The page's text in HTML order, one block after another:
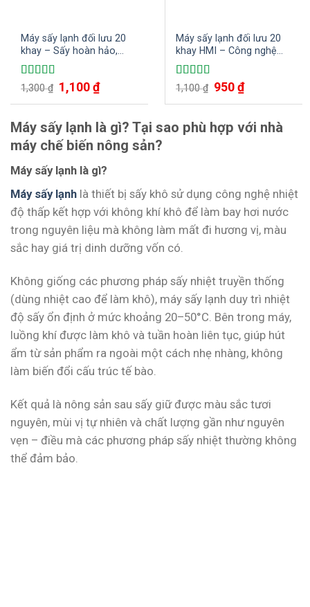
Máy sấy lạnh đối lưu 20
khay – Sấy hoàn hảo,
chất lượng vượt trội
Rated5.00
1,300₫ 1,100₫
Máy sấy lạnh đối lưu 20
khay HMI – Công nghệ
sấy tiên tiến cho doanh
nghiệp
Rated5.00
1,100₫ 950₫
Máy sấy lạnh là gì? Tại sao phù hợp với nhà
máy chế biến nông sản?
Máy sấy lạnh là gì?
Máy sấy lạnh là thiết bị sấy khô sử dụng công nghệ nhiệt
độ thấp kết hợp với không khí khô để làm bay hơi nước
trong nguyên liệu mà không làm mất đi hương vị, màu
sắc hay giá trị dinh dưỡng vốn có.
Không giống các phương pháp sấy nhiệt truyền thống
(dùng nhiệt cao để làm khô), máy sấy lạnh duy trì nhiệt
độ sấy ổn định ở mức khoảng 20–50°C. Bên trong máy,
luồng khí được làm khô và tuần hoàn liên tục, giúp hút
ẩm từ sản phẩm ra ngoài một cách nhẹ nhàng, không
làm biến đổi cấu trúc tế bào.
Kết quả là nông sản sau sấy giữ được màu sắc tươi
nguyên, mùi vị tự nhiên và chất lượng gần như nguyên
vẹn – điều mà các phương pháp sấy nhiệt thường không
thể đảm bảo.